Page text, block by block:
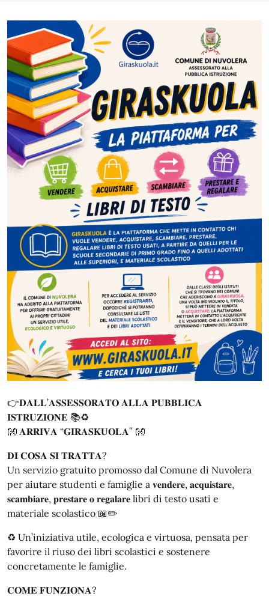
👉𝐃𝐀𝐋𝐋’𝐀𝐒𝐒𝐄𝐒𝐒𝐎𝐑𝐀𝐓𝐎 𝐀𝐋𝐋𝐀 𝐏𝐔𝐁𝐁𝐋𝐈𝐂𝐀
𝐈𝐒𝐓𝐑𝐔𝐙𝐈𝐎𝐍𝐄 📚♻️
👐 𝐀𝐑𝐑𝐈𝐕𝐀 “𝐆𝐈𝐑𝐀𝐒𝐊𝐔𝐎𝐋𝐀” 👐
𝐃𝐈 𝐂𝐎𝐒𝐀 𝐒𝐈 𝐓𝐑𝐀𝐓𝐓𝐀?
Un servizio gratuito promosso dal Comune di Nuvolera
per aiutare studenti e famiglie a 𝐯𝐞𝐧𝐝𝐞𝐫𝐞, 𝐚𝐜𝐪𝐮𝐢𝐬𝐭𝐚𝐫𝐞,
𝐬𝐜𝐚𝐦𝐛𝐢𝐚𝐫𝐞, 𝐩𝐫𝐞𝐬𝐭𝐚𝐫𝐞 𝐨 𝐫𝐞𝐠𝐚𝐥𝐚𝐫𝐞 libri di testo usati e
materiale scolastico 📖✏️
♻️ Un’iniziativa utile, ecologica e virtuosa, pensata per
favorire il riuso dei libri scolastici e sostenere
concretamente le famiglie.
𝐂𝐎𝐌𝐄 𝐅𝐔𝐍𝐙𝐈𝐎𝐍𝐀?